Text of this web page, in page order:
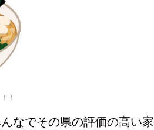
！
なでその県の評価の高い家